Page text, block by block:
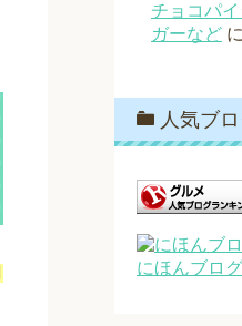
チョコパ
ガーなど に
人気ブ
にほんブロ